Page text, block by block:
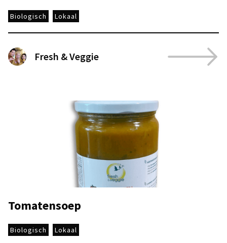
Biologisch Lokaal
Fresh & Veggie
Tomatensoep
Biologisch Lokaal